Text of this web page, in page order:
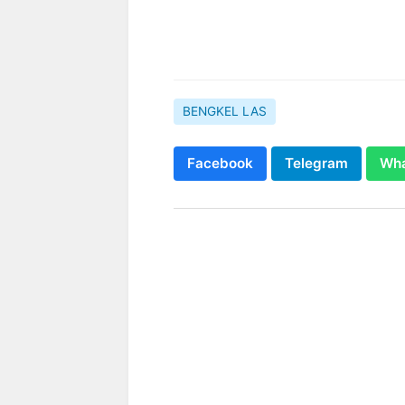
BENGKEL LAS
Facebook Telegram